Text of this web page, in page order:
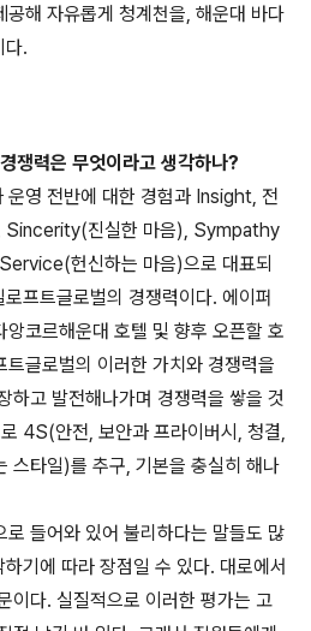
공해 자유롭게 청계천을, 해운대 바다
다.
쟁력은 무엇이라고 생각하나?
운영 전반에 대한 경험과 Insight, 전
Sincerity(진실한 마음), Sympathy
헌신하는 마음)으로 대표되
프트글로벌의 경쟁력이다. 에이퍼
앙코르해운대 호텔 및 향후 오픈할 호
트글로벌의 이러한 가치와 경쟁력을
하고 발전해나가며 경쟁력을 쌓을 것
4S(안전, 보안과 프라이버시, 청결,
스타일)를 추구, 기본을 충실히 해나
들어와 있어 불리하다는 말들도 많
기에 따라 장점일 수 있다. 대로에서
이다. 실질적으로 이러한 평가는 고